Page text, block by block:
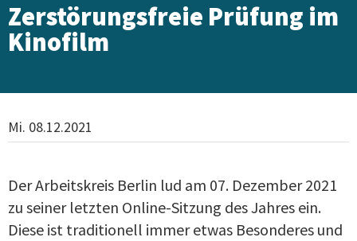
Zerstörungsfreie Prüfung im
Kinofilm
Mi. 08.12.2021
Der Arbeitskreis Berlin lud am 07. Dezember 2021
zu seiner letzten Online-Sitzung des Jahres ein.
Diese ist traditionell immer etwas Besonderes und